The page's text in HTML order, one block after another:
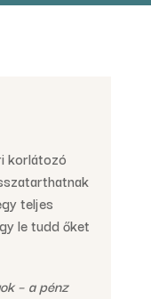
korlátozó
teljes
le tudd őket
– a pénz